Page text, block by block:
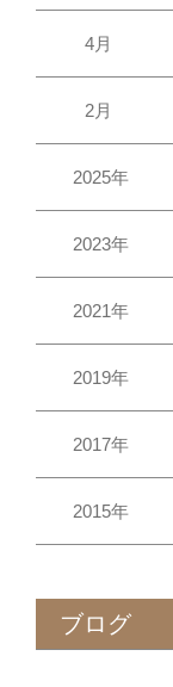
4月
2月
2025年
2023年
2021年
2019年
2017年
2015年
ブログ